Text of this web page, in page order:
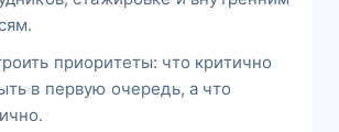
приоритеты: что критично
в первую очередь, а что